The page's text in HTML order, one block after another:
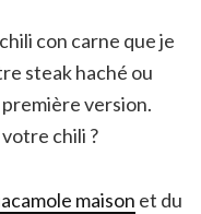
con carne que je
steak haché ou
version.
chili ?
maison et du